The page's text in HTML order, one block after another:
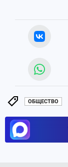
ОБЩЕСТВО